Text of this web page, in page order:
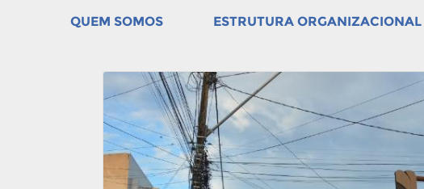
QUEM SOMOS ESTRUTURA ORGANIZACIONAL